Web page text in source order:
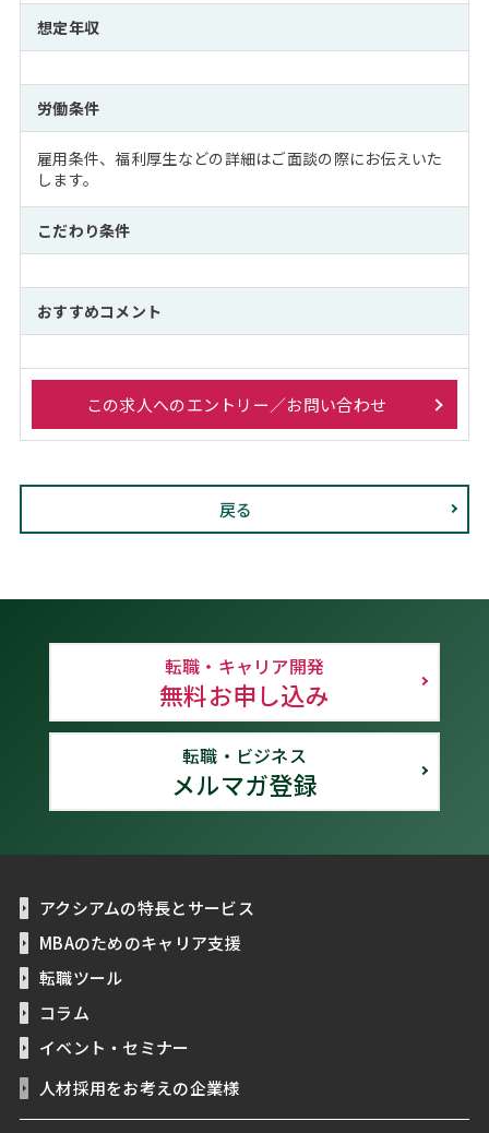
想定年収
労働条件
雇用条件、福利厚生などの詳細はご面談の際にお伝えいた
します。
こだわり条件
おすすめコメント
この求人へのエントリー／お問い合わせ
戻る
転職・キャリア開発
無料お申し込み
転職・ビジネス
メルマガ登録
アクシアムの特長とサービス
MBAのためのキャリア支援
転職ツール
コラム
イベント・セミナー
人材採用をお考えの企業様